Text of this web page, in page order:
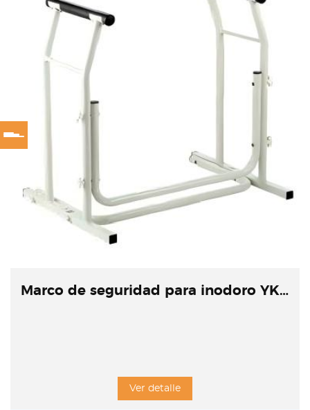
Marco de seguridad para inodoro YK-7212
Ver detalle